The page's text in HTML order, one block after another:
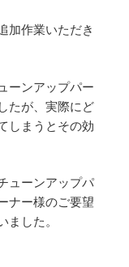
加作業いただき
ーンアップパー
たが、実際にど
しまうとその効
ューンアップパ
ナー様のご要望
ました。